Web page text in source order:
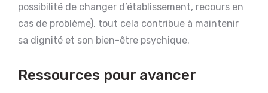
possibilité de changer d’établissement, recours en
cas de problème), tout cela contribue à maintenir
sa dignité et son bien-être psychique.
Ressources pour avancer